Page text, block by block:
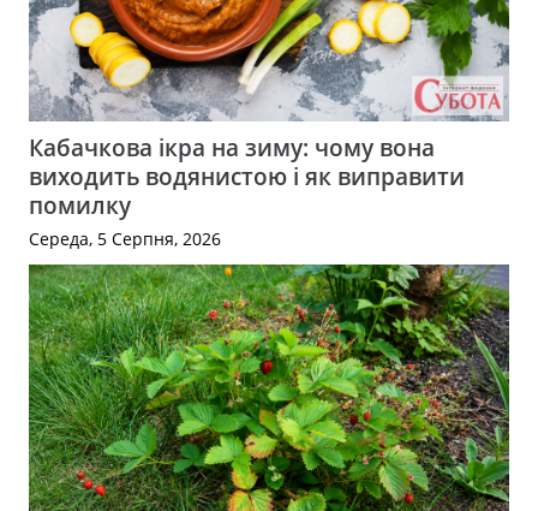
Кабачкова ікра на зиму: чому вона
виходить водянистою і як виправити
помилку
Середа, 5 Серпня, 2026